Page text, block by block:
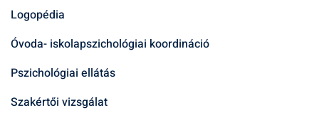
Logopédia
Óvoda- iskolapszichológiai koordináció
Pszichológiai ellátás
Szakértői vizsgálat